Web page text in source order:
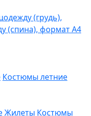
(грудь),
(спина), формат А4
Костюмы летние
Жилеты Костюмы